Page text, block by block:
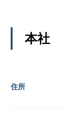
本社
住所